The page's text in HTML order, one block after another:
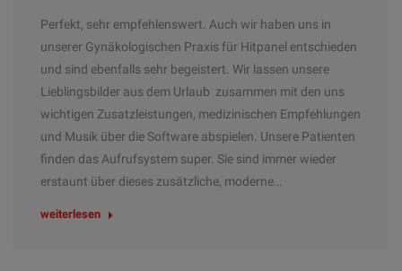
Perfekt, sehr empfehlenswert. Auch wir haben uns in
unserer Gynäkologischen Praxis für Hitpanel entschieden
und sind ebenfalls sehr begeistert. Wir lassen unsere
Lieblingsbilder aus dem Urlaub zusammen mit den uns
wichtigen Zusatzleistungen, medizinischen Empfehlungen
und Musik über die Software abspielen. Unsere Patienten
finden das Aufrufsystem super. Sie sind immer wieder
erstaunt über dieses zusätzliche, moderne…
weiterlesen